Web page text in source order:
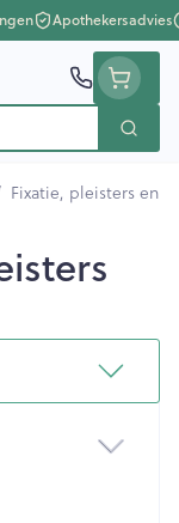
Apothekersadvies
Zoek
Fixatie, pleisters en